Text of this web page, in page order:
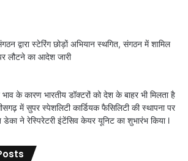
द्वारा स्टेरिंग छोड़ों अभियान स्थगित, संगठन में शामिल
लौटने का आदेश जारी
के कारण भारतीय डॉक्टरों को देश के बाहर भी मिलता है
में सुपर स्पेशलिटी कार्डियक फैसिलिटी की स्थापना पर
डेका ने रेस्पिरेटरी इंटेंसिव केयर यूनिट का शुभारंभ किया l